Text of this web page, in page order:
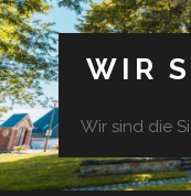
WIR
Wir sind die